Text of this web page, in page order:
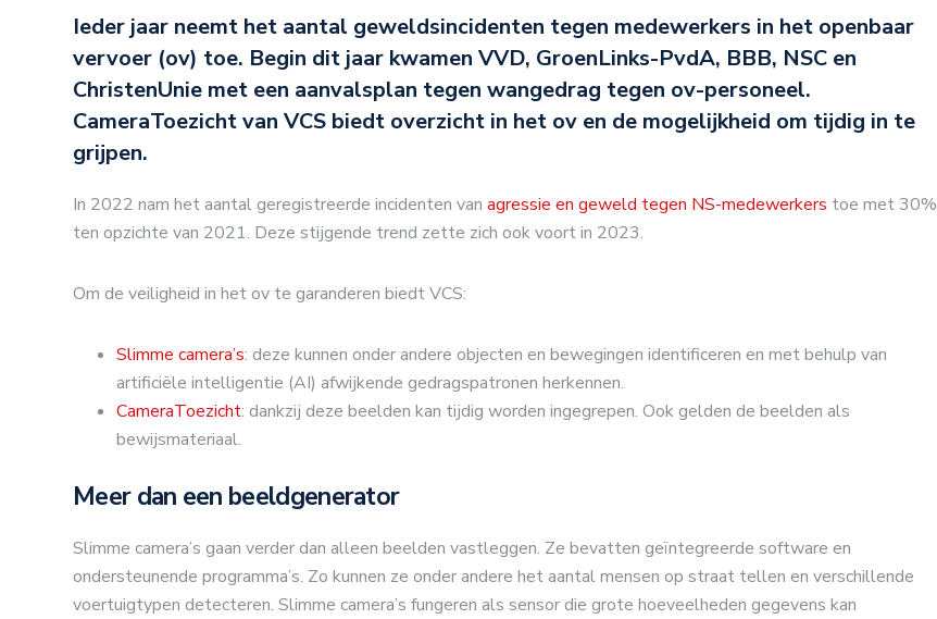
Ieder jaar neemt het aantal geweldsincidenten tegen medewerkers in het openbaar
vervoer (ov) toe. Begin dit jaar kwamen VVD, GroenLinks-PvdA, BBB, NSC en
ChristenUnie met een aanvalsplan tegen wangedrag tegen ov-personeel.
CameraToezicht van VCS biedt overzicht in het ov en de mogelijkheid om tijdig in te
grijpen.
In 2022 nam het aantal geregistreerde incidenten van agressie en geweld tegen NS-medewerkers toe met 30%
ten opzichte van 2021. Deze stijgende trend zette zich ook voort in 2023.
Om de veiligheid in het ov te garanderen biedt VCS:
Slimme camera’s: deze kunnen onder andere objecten en bewegingen identificeren en met behulp van
artificiële intelligentie (AI) afwijkende gedragspatronen herkennen.
CameraToezicht: dankzij deze beelden kan tijdig worden ingegrepen. Ook gelden de beelden als
bewijsmateriaal.
Meer dan een beeldgenerator
Slimme camera’s gaan verder dan alleen beelden vastleggen. Ze bevatten geïntegreerde software en
ondersteunende programma’s. Zo kunnen ze onder andere het aantal mensen op straat tellen en verschillende
voertuigtypen detecteren. Slimme camera’s fungeren als sensor die grote hoeveelheden gegevens kan